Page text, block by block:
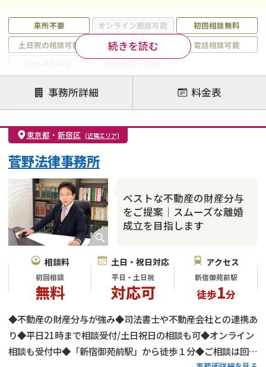
来所不要 オンライン面談可能
初回相談無料
土日祝の相談可能
19時以降電話可能
電話相談可能
注力案件
離婚前相談
離婚調停
離婚裁判
親権・面会交流権
DV
モラハラ
不貞・不倫慰謝料請求
国際離婚
財産分与
続きを読む
事務所詳細 料金表
東京都 ・ 新宿区 (近隣エリア)
ベストな不動産の財産分与
をご提案｜スムーズな離婚
成立を目指します
菅野法律事務所
相談料
初回相談
無料
土日・祝日対応
平日・土日祝
対応可
アクセス
新宿御苑前駅
徒歩1分
◆不動産の財産分与が強み◆司法書士や不動産会社との連携あ
り◆平日21時まで相談受付/土日祝日の相談も可◆オンライン
相談も受付中◆「新宿御苑前駅」から徒歩１分◆ご相談は回数